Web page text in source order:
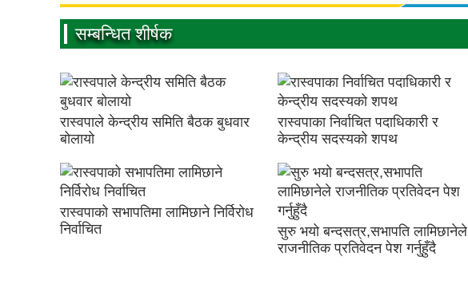
सम्बन्धित शीर्षक
रास्वपाले केन्द्रीय समिति बैठक बुधवार
बोलायो
रास्वपाका निर्वाचित पदाधिकारी र
केन्द्रीय सदस्यको शपथ
रास्वपाको सभापतिमा लामिछाने निर्विरोध
निर्वाचित
सुरु भयो बन्दसत्र,सभापति लामिछानेले
राजनीतिक प्रतिवेदन पेश गर्नुहुँदै